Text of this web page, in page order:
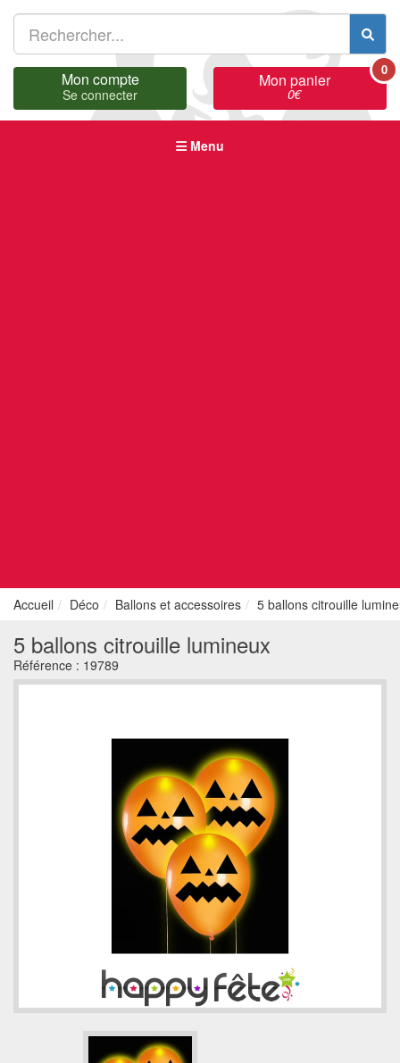
Mon compte
Se connecter
Mon panier
0€
0
Menu
Accueil Déco Ballons et accessoires 5 ballons citrouille
5 ballons citrouille lumineux
Référence : 19789